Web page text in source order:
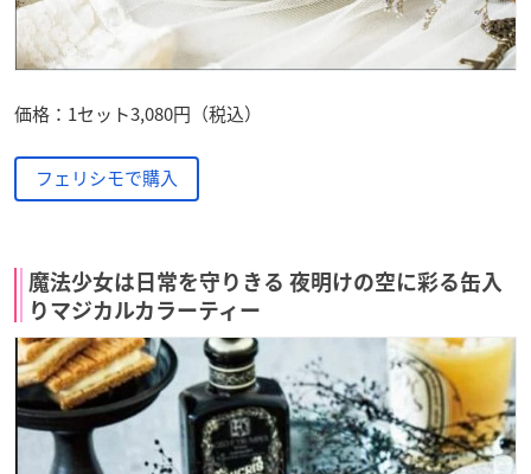
価格：1セット3,080円（税込）
フェリシモで購入
魔法少女は日常を守りきる 夜明けの空に彩る缶入
りマジカルカラーティー